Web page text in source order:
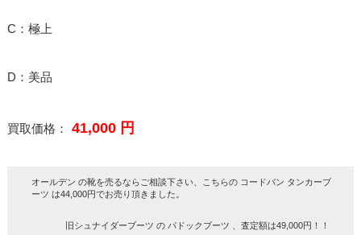
C：極上
D：美品
買取価格： 41,000 円
オールデン の靴を売るならご相談下さい、こちらの コードバン タンカーブ
ーツ は44,000円でお売り頂きました。
旧シュナイダーブーツ の パドックブーツ 、査定額は49,000円！！